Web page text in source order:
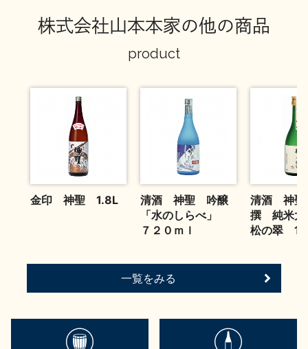
株式会社山本本家の他の商品
product
金印 神聖 1.8L
清酒 神聖 吟醸
「水のしらべ」
７２０ｍｌ
清酒 神
撰 純米
松の翠
一覧をみる